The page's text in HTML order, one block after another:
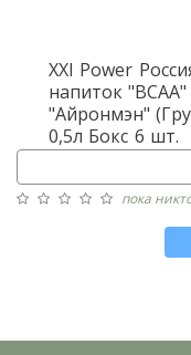
XXI Power
напиток
"Айронмэн"
0,5л Бокс 6 шт.
пока